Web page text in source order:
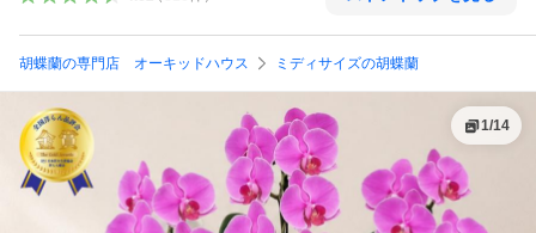
胡蝶蘭の専門店 オーキッドハウス ミディサイズの胡蝶蘭
1/14